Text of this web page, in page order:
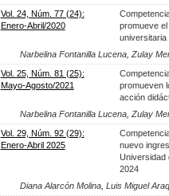
Vol. 24, Núm. 77 (24):
Enero-Abril/2020
promueve
universitaria
Narbelina Fontanilla Lucena, Zulay
Vol. 25, Núm. 81 (25):
Mayo-Agosto/2021
promueven
acción
Narbelina Fontanilla Lucena, Zulay
Vol. 29, Núm. 92 (29):
Enero-Abril 2025
nuevo
Universidad
2024
Diana Alarcón Molina, Luis Miguel